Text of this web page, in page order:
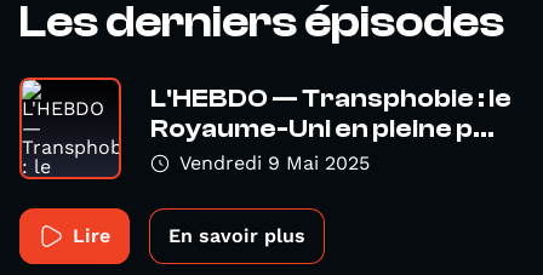
Les derniers épisodes
L'HEBDO — Transphobie : le
Royaume-Uni en pleine p...
Vendredi 9 Mai 2025
Lire En savoir plus